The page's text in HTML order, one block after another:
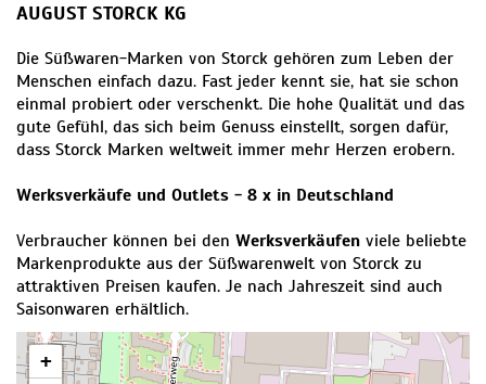
AUGUST STORCK KG
Die Süßwaren-Marken von Storck gehören zum Leben der
Menschen einfach dazu. Fast jeder kennt sie, hat sie schon
einmal probiert oder verschenkt. Die hohe Qualität und das
gute Gefühl, das sich beim Genuss einstellt, sorgen dafür,
dass Storck Marken weltweit immer mehr Herzen erobern.
Werksverkäufe und Outlets - 8 x in Deutschland
Verbraucher können bei den Werksverkäufen viele beliebte
Markenprodukte aus der Süßwarenwelt von Storck zu
attraktiven Preisen kaufen. Je nach Jahreszeit sind auch
Saisonwaren erhältlich.
+